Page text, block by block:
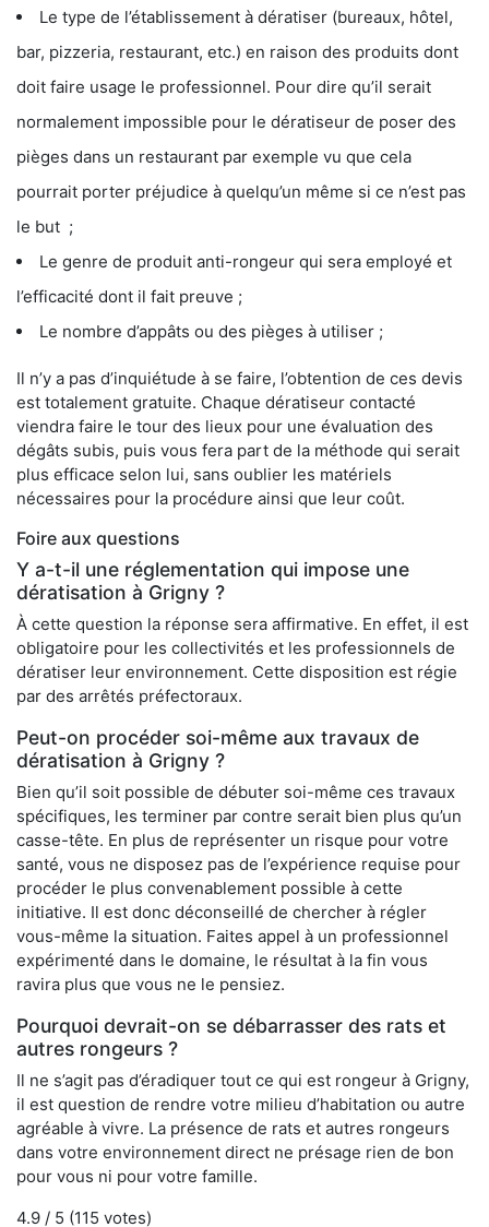
Le type de l’établissement à dératiser (bureaux, hôtel,
bar, pizzeria, restaurant, etc.) en raison des produits dont
doit faire usage le professionnel. Pour dire qu’il serait
normalement impossible pour le dératiseur de poser des
pièges dans un restaurant par exemple vu que cela
pourrait porter préjudice à quelqu’un même si ce n’est pas
le but ;
Le genre de produit anti-rongeur qui sera employé et
l’efficacité dont il fait preuve ;
Le nombre d’appâts ou des pièges à utiliser ;
Il n’y a pas d’inquiétude à se faire, l’obtention de ces devis
est totalement gratuite. Chaque dératiseur contacté
viendra faire le tour des lieux pour une évaluation des
dégâts subis, puis vous fera part de la méthode qui serait
plus efficace selon lui, sans oublier les matériels
nécessaires pour la procédure ainsi que leur coût.
Foire aux questions
Y a-t-il une réglementation qui impose une
dératisation à Grigny ?
À cette question la réponse sera affirmative. En effet, il est
obligatoire pour les collectivités et les professionnels de
dératiser leur environnement. Cette disposition est régie
par des arrêtés préfectoraux.
Peut-on procéder soi-même aux travaux de
dératisation à Grigny ?
Bien qu’il soit possible de débuter soi-même ces travaux
spécifiques, les terminer par contre serait bien plus qu’un
casse-tête. En plus de représenter un risque pour votre
santé, vous ne disposez pas de l’expérience requise pour
procéder le plus convenablement possible à cette
initiative. Il est donc déconseillé de chercher à régler
vous-même la situation. Faites appel à un professionnel
expérimenté dans le domaine, le résultat à la fin vous
ravira plus que vous ne le pensiez.
Pourquoi devrait-on se débarrasser des rats et
autres rongeurs ?
Il ne s’agit pas d’éradiquer tout ce qui est rongeur à Grigny,
il est question de rendre votre milieu d’habitation ou autre
agréable à vivre. La présence de rats et autres rongeurs
dans votre environnement direct ne présage rien de bon
pour vous ni pour votre famille.
4.9 / 5 (115 votes)